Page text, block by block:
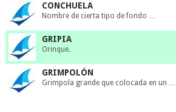
CONCHUELA
Nombre de cierta tipo de fondo …
GRIPIA
Orinque.
GRIMPOLÓN
Grimpola grande que colocada en un …